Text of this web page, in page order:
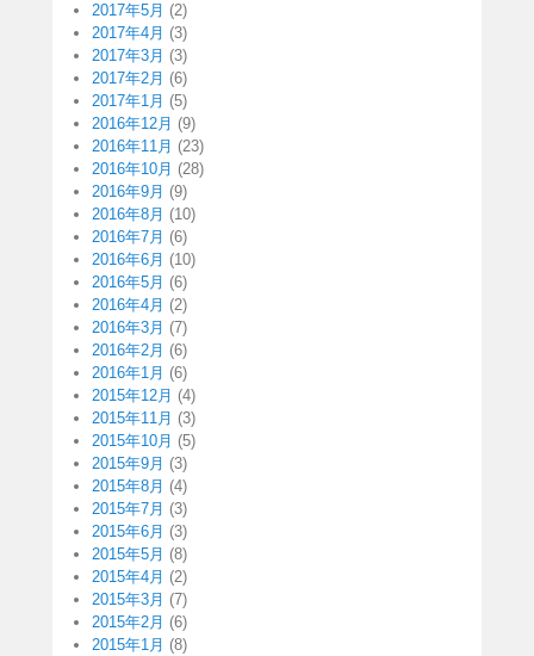
2017年5月 (2)
2017年4月 (3)
2017年3月 (3)
2017年2月 (6)
2017年1月 (5)
2016年12月 (9)
2016年11月 (23)
2016年10月 (28)
2016年9月 (9)
2016年8月 (10)
2016年7月 (6)
2016年6月 (10)
2016年5月 (6)
2016年4月 (2)
2016年3月 (7)
2016年2月 (6)
2016年1月 (6)
2015年12月 (4)
2015年11月 (3)
2015年10月 (5)
2015年9月 (3)
2015年8月 (4)
2015年7月 (3)
2015年6月 (3)
2015年5月 (8)
2015年4月 (2)
2015年3月 (7)
2015年2月 (6)
2015年1月 (8)